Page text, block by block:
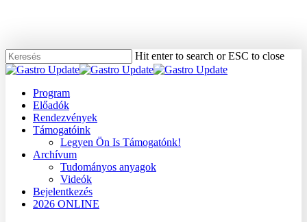
content
Hit enter to search or ESC to close
Close
Menu
Program
Előadók
Rendezvények
Támogatóink
Legyen Ön Is Támogatónk!
Archívum
Tudományos anyagok
Videók
Bejelentkezés
2026 ONLINE